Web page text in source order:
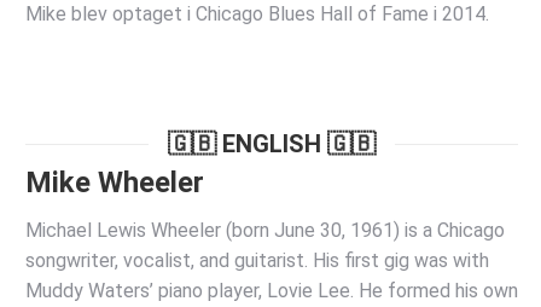
Mike blev optaget i Chicago Blues Hall of Fame i 2014.
🇬🇧 ENGLISH 🇬🇧
Mike Wheeler
Michael Lewis Wheeler (born June 30, 1961) is a Chicago
songwriter, vocalist, and guitarist. His first gig was with
Muddy Waters’ piano player, Lovie Lee. He formed his own